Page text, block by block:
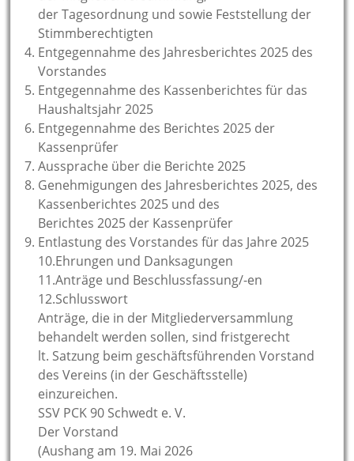
der Tagesordnung und sowie Feststellung der
Stimmberechtigten
Entgegennahme des Jahresberichtes 2025 des
Vorstandes
Entgegennahme des Kassenberichtes für das
Haushaltsjahr 2025
Entgegennahme des Berichtes 2025 der
Kassenprüfer
Aussprache über die Berichte 2025
Genehmigungen des Jahresberichtes 2025, des
Kassenberichtes 2025 und des
Berichtes 2025 der Kassenprüfer
Entlastung des Vorstandes für das Jahre 2025
10.Ehrungen und Danksagungen
11.Anträge und Beschlussfassung/-en
12.Schlusswort
Anträge, die in der Mitgliederversammlung
behandelt werden sollen, sind fristgerecht
lt. Satzung beim geschäftsführenden Vorstand
des Vereins (in der Geschäftsstelle)
einzureichen.
SSV PCK 90 Schwedt e. V.
Der Vorstand
(Aushang am 19. Mai 2026